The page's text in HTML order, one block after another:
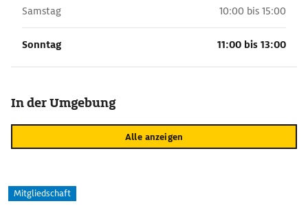
Samstag 10:00 bis 15:00
Sonntag 11:00 bis 13:00
In der Umgebung
Alle anzeigen
Mitgliedschaft